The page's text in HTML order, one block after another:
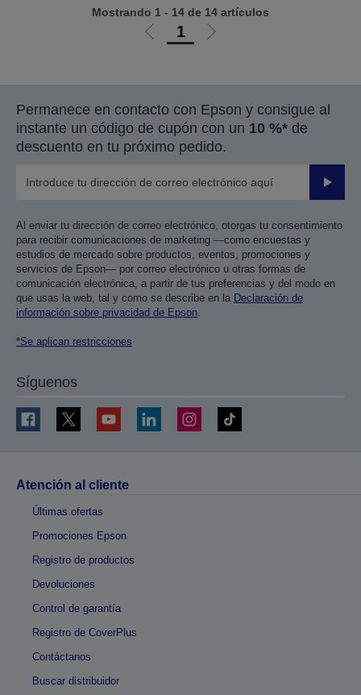
Ir
anterior
1
Ir
siguiente
Mostrando 1 - 14 de 14 artículos
Permanece en contacto con Epson y consigue al
instante un código de cupón con un 10 %* de
descuento en tu próximo pedido.
Enviar
Al enviar tu dirección de correo electrónico, otorgas tu consentimiento
para recibir comunicaciones de marketing —como encuestas y
estudios de mercado sobre productos, eventos, promociones y
servicios de Epson— por correo electrónico u otras formas de
comunicación electrónica, a partir de tus preferencias y del modo en
que usas la web, tal y como se describe en la Declaración de
información sobre privacidad de Epson.
*Se aplican restricciones
Síguenos
Atención al cliente
Últimas ofertas
Promociones Epson
Registro de productos
Devoluciones
Control de garantía
Registro de CoverPlus
Contáctanos
Buscar distribuidor